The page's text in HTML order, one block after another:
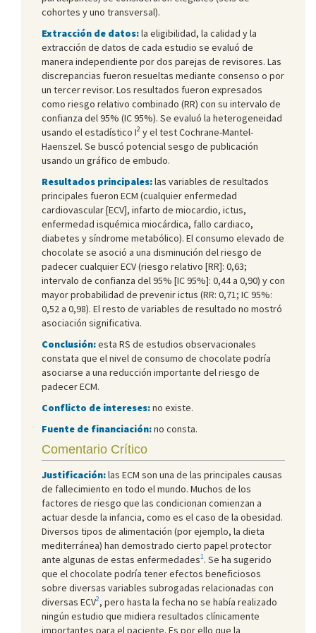
cohortes y uno transversal).
Extracción de datos:la eligibilidad, la calidad y la
extracción de datos de cada estudio se evaluó de
manera independiente por dos parejas de revisores. Las
discrepancias fueron resueltas mediante consenso o por
un tercer revisor. Los resultados fueron expresados
como riesgo relativo combinado (RR) con su intervalo de
confianza del 95% (IC 95%). Se evaluó la heterogeneidad
usando el estadístico I2 y el test Cochrane-Mantel-
Haenszel. Se buscó potencial sesgo de publicación
usando un gráfico de embudo.
Resultados principales:las variables de resultados
principales fueron ECM (cualquier enfermedad
cardiovascular [ECV], infarto de miocardio, ictus,
enfermedad isquémica miocárdica, fallo cardiaco,
diabetes y síndrome metabólico). El consumo elevado de
chocolate se asoció a una disminución del riesgo de
padecer cualquier ECV (riesgo relativo [RR]: 0,63;
intervalo de confianza del 95% [IC 95%]: 0,44 a 0,90) y con
mayor probabilidad de prevenir ictus (RR: 0,71; IC 95%:
0,52 a 0,98). El resto de variables de resultado no mostró
asociación significativa.
Conclusión:esta RS de estudios observacionales
constata que el nivel de consumo de chocolate podría
asociarse a una reducción importante del riesgo de
padecer ECM.
Conflicto de intereses:no existe.
Fuente de financiación:no consta.
Comentario Crítico
Justificación:las ECM son una de las principales causas
de fallecimiento en todo el mundo. Muchos de los
factores de riesgo que las condicionan comienzan a
actuar desde la infancia, como es el caso de la obesidad.
Diversos tipos de alimentación (por ejemplo, la dieta
mediterránea) han demostrado cierto papel protector
ante algunas de estas enfermedades1. Se ha sugerido
que el chocolate podría tener efectos beneficiosos
sobre diversas variables subrogadas relacionadas con
diversas ECV2, pero hasta la fecha no se había realizado
ningún estudio que midiera resultados clínicamente
importantes para el paciente. Es por ello que la